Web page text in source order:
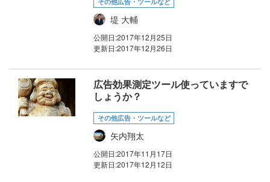
堤 大輔
公開日:2017年12月25日
更新日:2017年12月26日
広告効果測定ツール使っていますで
しょうか？
その他広告・ツールなど
矢内翔太
公開日:2017年11月17日
更新日:2017年12月12日